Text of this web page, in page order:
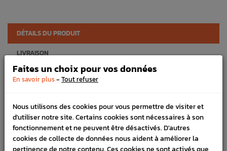
DÉTAILS DU PRODUIT
LIVRAISON
VÉHICULES COMPATIBLE
Marque :SUBARU
Référence :4188
FICHE TECHNIQUE
Faites un choix pour vos données
En savoir plus- Tout refuser
Nous utilisons des cookies pour vous permettre de visiter et
d'utiliser notre site. Certains cookies sont nécessaires à son
fonctionnement et ne peuvent être désactivés. D'autres
cookies de collecte de données nous aident à améliorer la